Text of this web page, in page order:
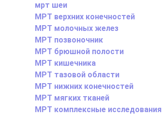
мрт шеи
МРТ верхних конечностей
МРТ молочных желез
МРТ позвоночник
МРТ брюшной полости
МРТ кишечника
МРТ тазовой области
МРТ нижних конечностей
МРТ мягких тканей
МРТ комплексные исследования